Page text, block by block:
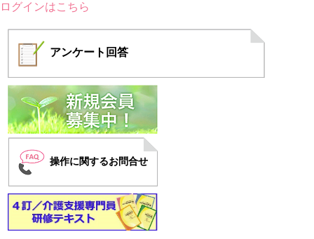
ログインはこちら
アンケート 回答
操作に関するお問合せ